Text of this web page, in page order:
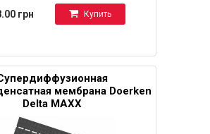
грн Купить
мембрана Doerken
Delta MAXX